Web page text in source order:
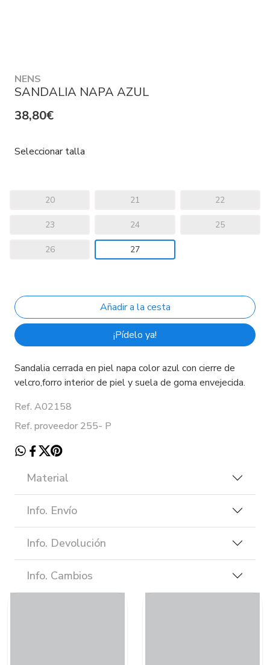
NENS
SANDALIA NAPA AZUL
38,80€
Seleccionar talla
20 21 22
23 24 25
26 27
¡Pídelo ya!
Sandalia cerrada en piel napa color azul con cierre de
velcro,forro interior de piel y suela de goma envejecida.
Ref. A02158
Ref. proveedor 255- P
Material
Info. Envío
Info. Devolución
Info. Cambios